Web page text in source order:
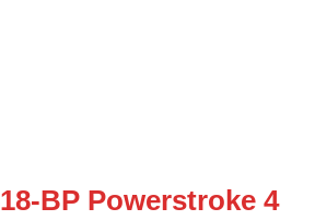
BP Powerstroke 4